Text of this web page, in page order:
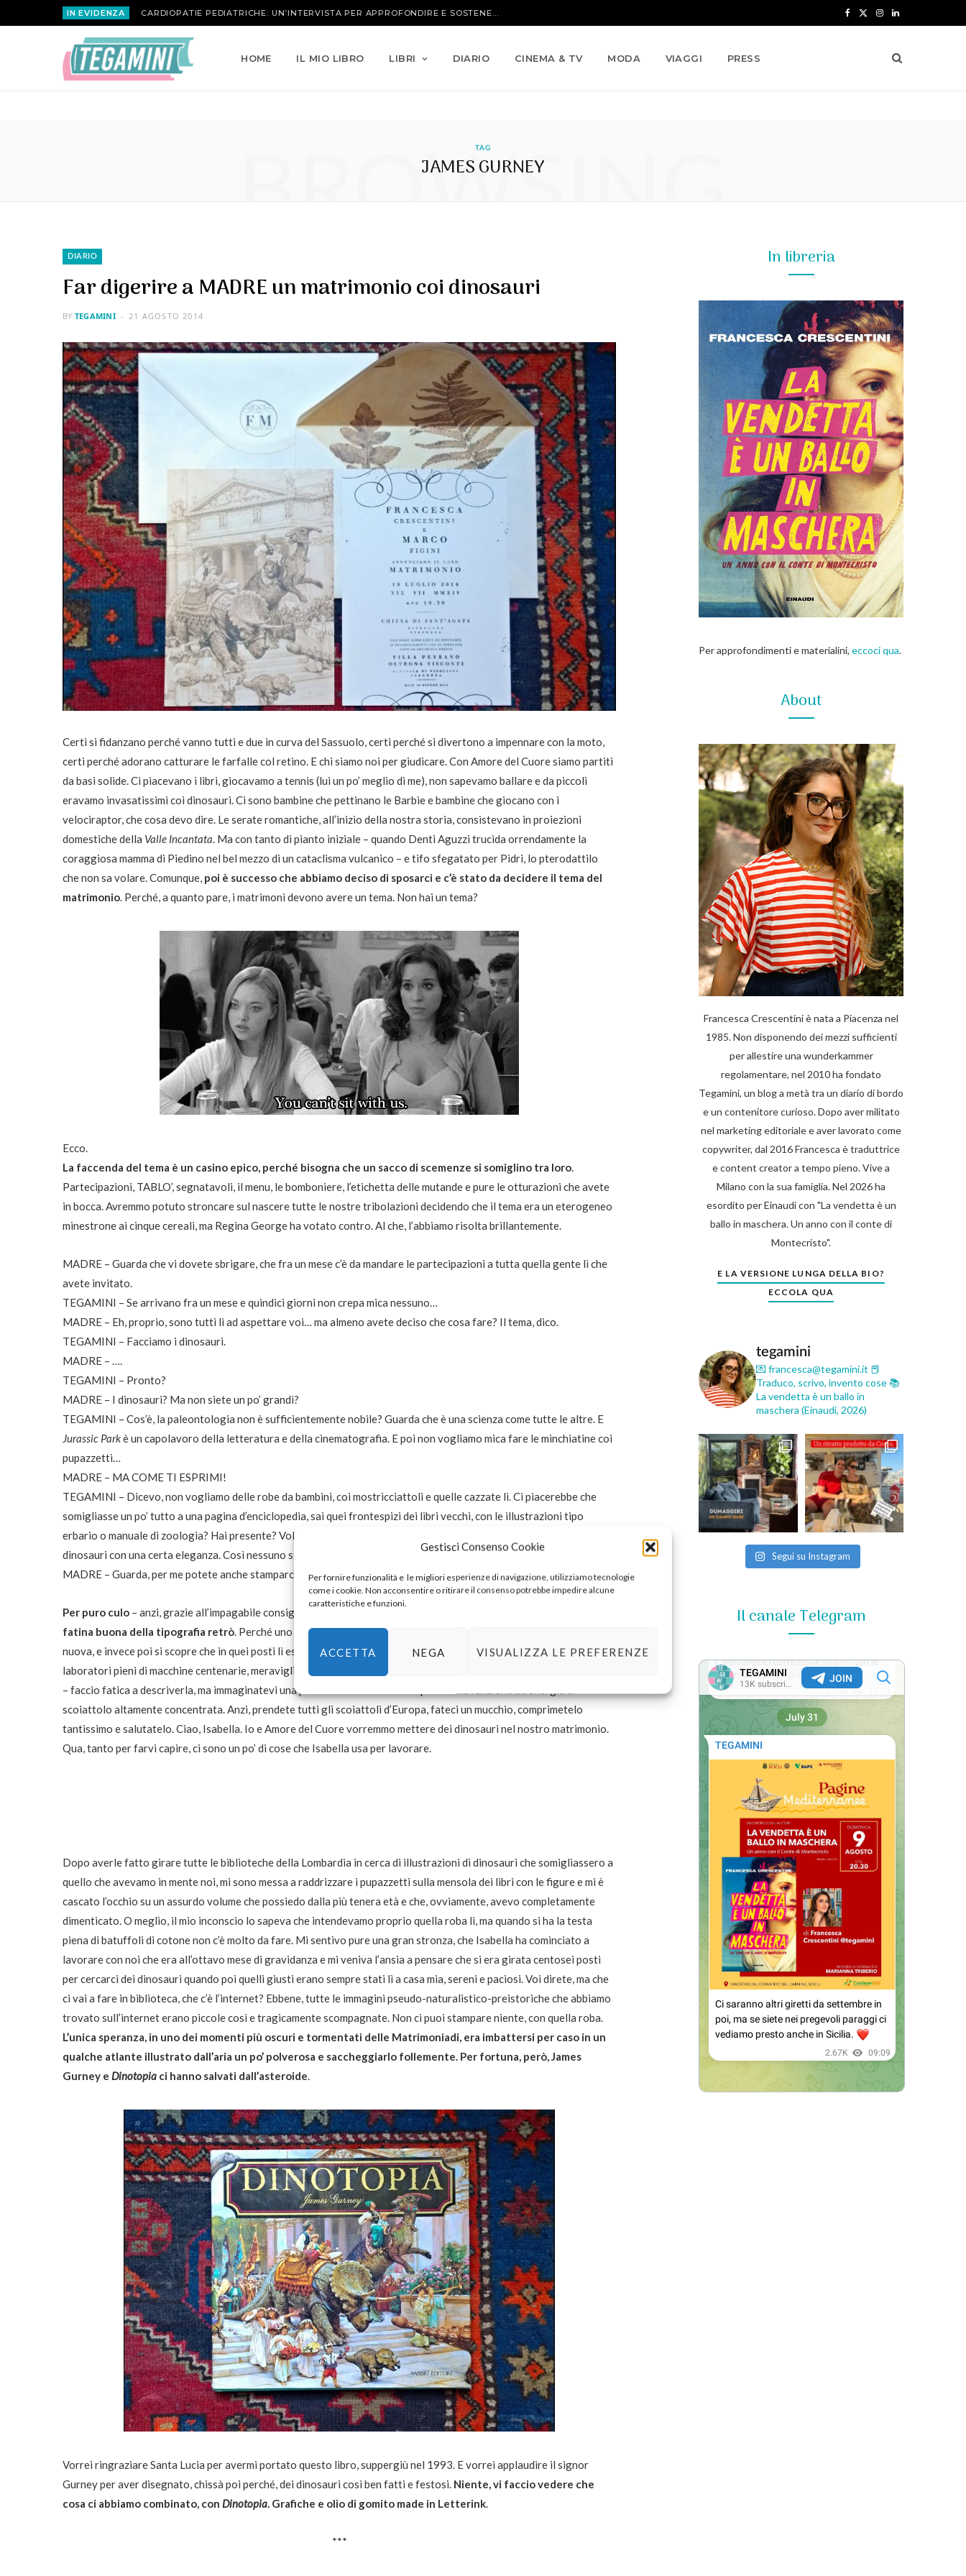
Gestisci Consenso Cookie
Per fornire funzionalità e le migliori esperienze di navigazione, utilizziamo tecnologie
come i cookie. Non acconsentire o ritirare il consenso potrebbe impedire alcune
caratteristiche e funzioni.
ACCETTA NEGA VISUALIZZA LE PREFERENZE
IN EVIDENZA MARIA ATTANASIO | LA ROSA INVERSA I L
n
HOME IL MIO LIBRO LIBRI DIARIO CINEMA & TV MODA VIAGGI PRESS
TAG
JAMES GURNEY
BROWSING
DIARIO
Far digerire a MADRE un matrimonio coi dinosauri
BY TEGAMINI 21 AGOSTO 2014
Certi si fidanzano perché vanno tutti e due in curva del Sassuolo, certi perché si divertono a impennare con la moto,
certi perché adorano catturare le farfalle col retino. E chi siamo noi per giudicare. Con Amore del Cuore siamo partiti
da basi solide. Ci piacevano i libri, giocavamo a tennis (lui un po’ meglio di me), non sapevamo ballare e da piccoli
eravamo invasatissimi coi dinosauri. Ci sono bambine che pettinano le Barbie e bambine che giocano con i
velociraptor, che cosa devo dire. Le serate romantiche, all’inizio della nostra storia, consistevano in proiezioni
domestiche della Valle Incantata. Ma con tanto di pianto iniziale – quando Denti Aguzzi trucida orrendamente la
coraggiosa mamma di Piedino nel bel mezzo di un cataclisma vulcanico – e tifo sfegatato per Pidri, lo pterodattilo
che non sa volare. Comunque, poi è successo che abbiamo deciso di sposarci e c’è stato da decidere il tema del
matrimonio. Perché, a quanto pare, i matrimoni devono avere un tema. Non hai un tema?
Ecco.
La faccenda del tema è un casino epico, perché bisogna che un sacco di scemenze si somiglino tra loro.
Partecipazioni, TABLO’, segnatavoli, il menu, le bomboniere, l’etichetta delle mutande e pure le otturazioni che avete
in bocca. Avremmo potuto stroncare sul nascere tutte le nostre tribolazioni decidendo che il tema era un eterogeneo
minestrone ai cinque cereali, ma Regina George ha votato contro. Al che, l’abbiamo risolta brillantemente.
MADRE – Guarda che vi dovete sbrigare, che fra un mese c’è da mandare le partecipazioni a tutta quella gente lì che
avete invitato.
TEGAMINI – Se arrivano fra un mese e quindici giorni non crepa mica nessuno…
MADRE – Eh, proprio, sono tutti lì ad aspettare voi… ma almeno avete deciso che cosa fare? Il tema, dico.
TEGAMINI – Facciamo i dinosauri.
MADRE – ….
TEGAMINI – Pronto?
MADRE – I dinosauri? Ma non siete un po’ grandi?
TEGAMINI – Cos’è, la paleontologia non è sufficientemente nobile? Guarda che è una scienza come tutte le altre. E
Jurassic Parkè un capolavoro della letteratura e della cinematografia. E poi non vogliamo mica fare le minchiatine coi
pupazzetti…
MADRE – MA COME TI ESPRIMI!
TEGAMINI – Dicevo, non vogliamo delle robe da bambini, coi mostricciattoli e quelle cazzate lì. Ci piacerebbe che
somigliasse un po’ tutto a una pagina d’enciclopedia, sai quei frontespizi dei libri vecchi, con le illustrazioni tipo
erbario o manuale di zoologia? Hai presente? Volevamo fare così, che non è tamarro e riusciamo a metterci i
dinosauri con una certa eleganza. Così nessuno straccia le palle e siamo belli felici tutti quanti.
MADRE – Guarda, per me potete anche stamparci su il bue e l’asinello, basta che vi muovete.
Per puro culo – anzi, grazie all’impagabile consiglio della
fatina buona della tipografia retrò. Perché uno pensa che a Rho ci siano solo la nebbia e i baracconi della fiera
nuova, e invece poi si scopre che in quei posti lì esistono anche delle giovani donne che decidono di mettere su dei
laboratori pieni di macchine centenarie, meravigliosi fogli di carta e caratterini mobili. Isabella – regina di
– faccio fatica a descriverla, ma immaginatevi una persona di un metro e cinquanta che funziona ad energia di
scoiattolo altamente concentrata. Anzi, prendete tutti gli scoiattoli d’Europa, fateci un mucchio, comprimetelo
tantissimo e salutatelo. Ciao, Isabella. Io e Amore del Cuore vorremmo mettere dei dinosauri nel nostro matrimonio.
Qua, tanto per farvi capire, ci sono un po’ di cose che Isabella usa per lavorare.
Dopo averle fatto girare tutte le biblioteche della Lombardia in cerca di illustrazioni di dinosauri che somigliassero a
quello che avevamo in mente noi, mi sono messa a raddrizzare i pupazzetti sulla mensola dei libri con le figure e mi è
cascato l’occhio su un assurdo volume che possiedo dalla più tenera età e che, ovviamente, avevo completamente
dimenticato. O meglio, il mio inconscio lo sapeva che intendevamo proprio quella roba lì, ma quando si ha la testa
piena di batuffoli di cotone non c’è molto da fare. Mi sentivo pure una gran stronza, che Isabella ha cominciato a
lavorare con noi che era all’ottavo mese di gravidanza e mi veniva l’ansia a pensare che si era girata centosei posti
per cercarci dei dinosauri quando poi quelli giusti erano sempre stati lì a casa mia, sereni e paciosi. Voi direte, ma che
ci vai a fare in biblioteca, che c’è l’internet? Ebbene, tutte le immagini pseudo-naturalistico-preistoriche che abbiamo
trovato sull’internet erano piccole così e tragicamente scompagnate. Non ci puoi stampare niente, con quella roba.
L’unica speranza, in uno dei momenti più oscuri e tormentati delle Matrimoniadi, era imbattersi per caso in un
qualche atlante illustrato dall’aria un po’ polverosa e saccheggiarlo follemente. Per fortuna, però, James
Gurney e Dinotopia ci hanno salvati dall’asteroide.
Vorrei ringraziare Santa Lucia per avermi portato questo libro, suppergiù nel 1993. E vorrei applaudire il signor
Gurney per aver disegnato, chissà poi perché, dei dinosauri così ben fatti e festosi. Niente, vi faccio vedere che
cosa ci abbiamo combinato, con Dinotopia. Grafiche e olio di gomito made in Letterink.
***
In libreria
Per approfondimenti e materialini, eccoci qua.
About
Francesca Crescentini è nata a Piacenza nel
1985. Non disponendo dei mezzi sufficienti
per allestire una wunderkammer
regolamentare, nel 2010 ha fondato
Tegamini, un blog a metà tra un diario di bordo
e un contenitore curioso. Dopo aver militato
nel marketing editoriale e aver lavorato come
copywriter, dal 2016 Francesca è traduttrice
e content creator a tempo pieno. Vive a
Milano con la sua famiglia. Nel 2026 ha
esordito per Einaudi con "La vendetta è un
ballo in maschera. Un anno con il conte di
Montecristo".
E LA VERSIONE LUNGA DELLA BIO?
ECCOLA QUA
tegamini
💌 francesca@tegamini.it 📕
Traduco, scrivo, invento cose 📚
La vendetta è un ballo in
maschera (Einaudi, 2026)
Segui su Instagram
Il canale Telegram